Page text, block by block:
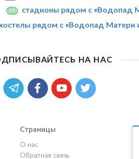
стадионы рядом с «Водопад
рядом с «Водопад Матери
НА НАС
Страницы
О нас
Обратная связь